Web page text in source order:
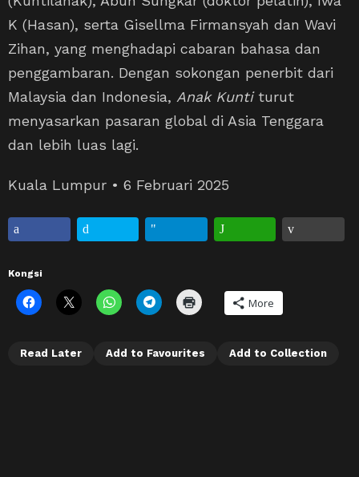
K (Hasan), serta Gisellma Firmansyah dan Wavi
Zihan, yang menghadapi cabaran bahasa dan
penggambaran. Dengan sokongan penerbit dari
Malaysia dan Indonesia, Anak Kuntiturut
menyasarkan pasaran global di Asia Tenggara
dan lebih luas lagi.
Kuala Lumpur • 6 Februari 2025
Kongsi
More
Read Later Add to Favourites Add to Collection